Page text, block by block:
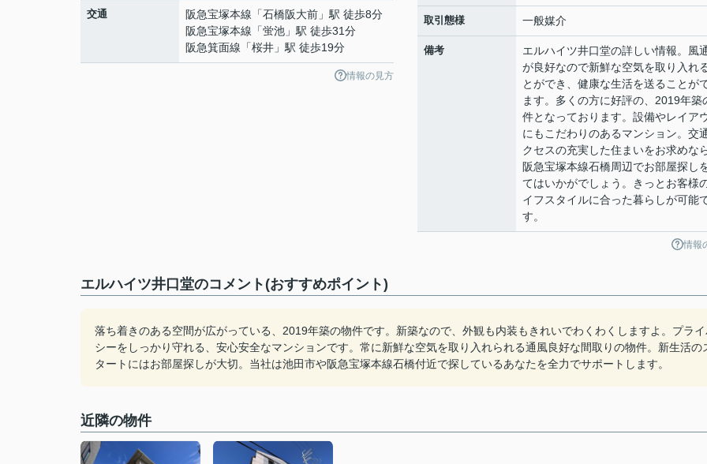
交通 阪急宝塚本線 「石橋阪大前 」駅 徒歩8分
阪急宝塚本線 「蛍池 」駅 徒歩31分
阪急箕面線 「桜井 」駅 徒歩19分
情報の見方
取引態様 一般媒介
備考
エルハイツ井口堂の詳しい情報。風
が良好なので新鮮な空気を取り入れ
とができ、健康な生活を送ることが
ます。多くの方に好評の、2019年築
件となっております。設備やレイア
にもこだわりのあるマンション。交
クセスの充実した住まいをお求めな
阪急宝塚本線石橋周辺でお部屋探し
てはいかがでしょう。きっとお客様
イフスタイルに合った暮らしが可能
す。
情報
エルハイツ井口堂のコメント(おすすめポイント)
落ち着きのある空間が広がっている、2019年築の物件です。新築なので、外観も内装もきれいでわくわくしますよ。プラ
シーをしっかり守れる、安心安全なマンションです。常に新鮮な空気を取り入れられる通風良好な間取りの物件。新生活の
タートにはお部屋探しが大切。当社は池田市や阪急宝塚本線石橋付近で探しているあなたを全力でサポートします。
近隣の物件